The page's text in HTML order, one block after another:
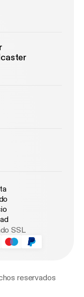
SSL
reservados